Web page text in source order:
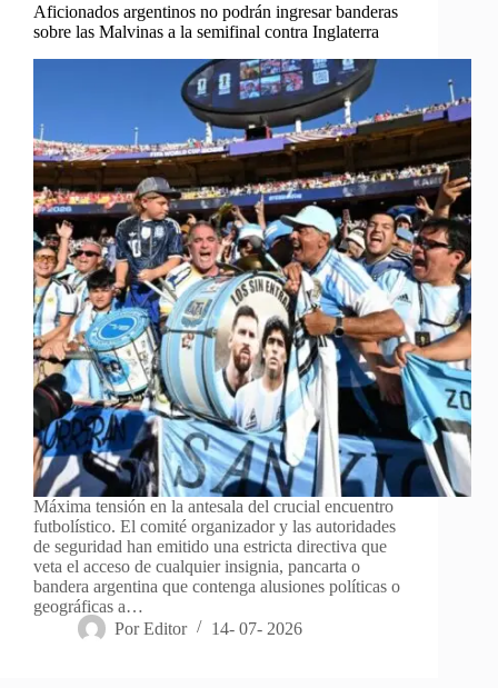
Aficionados argentinos no podrán ingresar banderas
sobre las Malvinas a la semifinal contra Inglaterra
Máxima tensión en la antesala del crucial encuentro
futbolístico. El comité organizador y las autoridades
de seguridad han emitido una estricta directiva que
veta el acceso de cualquier insignia, pancarta o
bandera argentina que contenga alusiones políticas o
geográficas a…
Por Editor 14- 07- 2026